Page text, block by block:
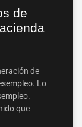
de
de
Lo
que